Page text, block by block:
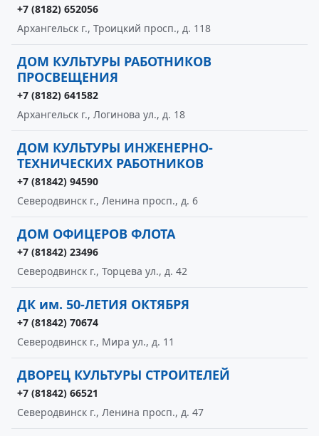
+7 (8182) 652056
Архангельск г., Троицкий просп., д. 118
ДОМ КУЛЬТУРЫ РАБОТНИКОВ
ПРОСВЕЩЕНИЯ
+7 (8182) 641582
Архангельск г., Логинова ул., д. 18
ДОМ КУЛЬТУРЫ ИНЖЕНЕРНО-
ТЕХНИЧЕСКИХ РАБОТНИКОВ
+7 (81842) 94590
Северодвинск г., Ленина просп., д. 6
ДОМ ОФИЦЕРОВ ФЛОТА
+7 (81842) 23496
Северодвинск г., Торцева ул., д. 42
ДК им. 50-ЛЕТИЯ ОКТЯБРЯ
+7 (81842) 70674
Северодвинск г., Мира ул., д. 11
ДВОРЕЦ КУЛЬТУРЫ СТРОИТЕЛЕЙ
+7 (81842) 66521
Северодвинск г., Ленина просп., д. 47